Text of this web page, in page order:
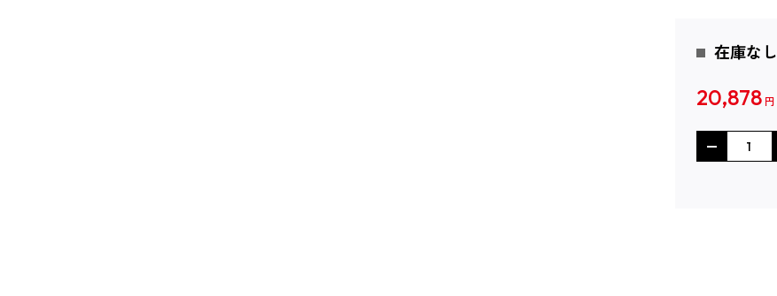
在庫なし
20,878 円